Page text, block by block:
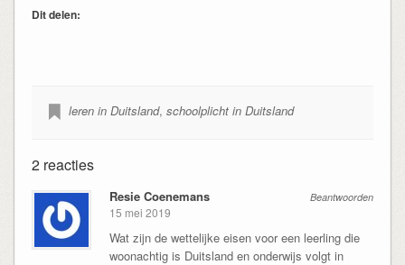
Dit delen:
leren in Duitsland, schoolplicht in Duitsland
2 reacties
Beantwoorden
Resie Coenemans
15 mei 2019
Wat zijn de wettelijke eisen voor een leerling die
woonachtig is Duitsland en onderwijs volgt in